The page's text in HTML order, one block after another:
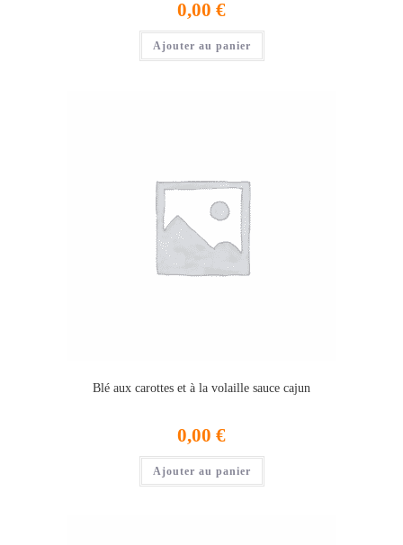
0,00 €
Ajouter au panier
Blé aux carottes et à la volaille sauce cajun
0,00 €
Ajouter au panier